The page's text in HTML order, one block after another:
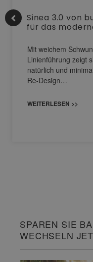
Sinea 3.0 von
für das
Mit weichem
Linienführung zeigt
natürlich und
Re-Design…
WEITERLESEN >>
SPAREN SIE
WECHSELN